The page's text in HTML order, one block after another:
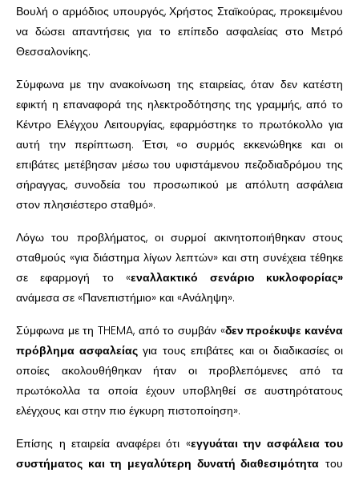
Βουλή ο αρμόδιος υπουργός, Χρήστος Σταϊκούρας, προκειμένου
να δώσει απαντήσεις για το επίπεδο ασφαλείας στο Μετρό
Θεσσαλονίκης.
Σύμφωνα με την ανακοίνωση της εταιρείας, όταν δεν κατέστη
εφικτή η επαναφορά της ηλεκτροδότησης της γραμμής, από το
Κέντρο Ελέγχου Λειτουργίας, εφαρμόστηκε το πρωτόκολλο για
αυτή την περίπτωση. Έτσι, «ο συρμός εκκενώθηκε και οι
επιβάτες μετέβησαν μέσω του υφιστάμενου πεζοδιαδρόμου της
σήραγγας, συνοδεία του προσωπικού με απόλυτη ασφάλεια
στον πλησιέστερο σταθμό».
Λόγω του προβλήματος, οι συρμοί ακινητοποιήθηκαν στους
σταθμούς «για διάστημα λίγων λεπτών» και στη συνέχεια τέθηκε
σε εφαρμογή το «εναλλακτικό σενάριο κυκλοφορίας»
ανάμεσα σε «Πανεπιστήμιο» και «Ανάληψη».
Σύμφωνα με τη THEMA, από το συμβάν «δεν προέκυψε κανένα
πρόβλημα ασφαλείαςγια τους επιβάτες και οι διαδικασίες οι
οποίες ακολουθήθηκαν ήταν οι προβλεπόμενες από τα
πρωτόκολλα τα οποία έχουν υποβληθεί σε αυστηρότατους
ελέγχους και στην πιο έγκυρη πιστοποίηση».
Επίσης η εταιρεία αναφέρει ότι «εγγυάται την ασφάλεια του
συστήματος και τη μεγαλύτερη δυνατή διαθεσιμότητα του